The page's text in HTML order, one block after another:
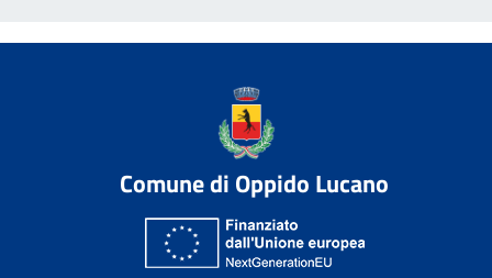
Comune di Oppido Lucano